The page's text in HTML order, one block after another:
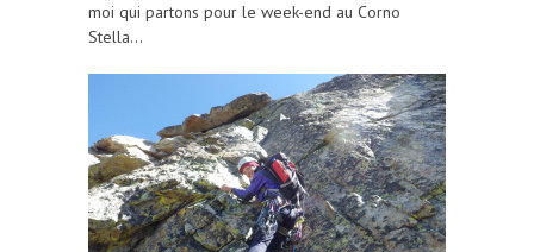
moi qui partons pour le week-end au Corno
Stella...